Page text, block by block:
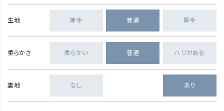
生地 薄手 普通 厚手
柔らかさ 柔らかい 普通 ハリがある
裏地 なし あり